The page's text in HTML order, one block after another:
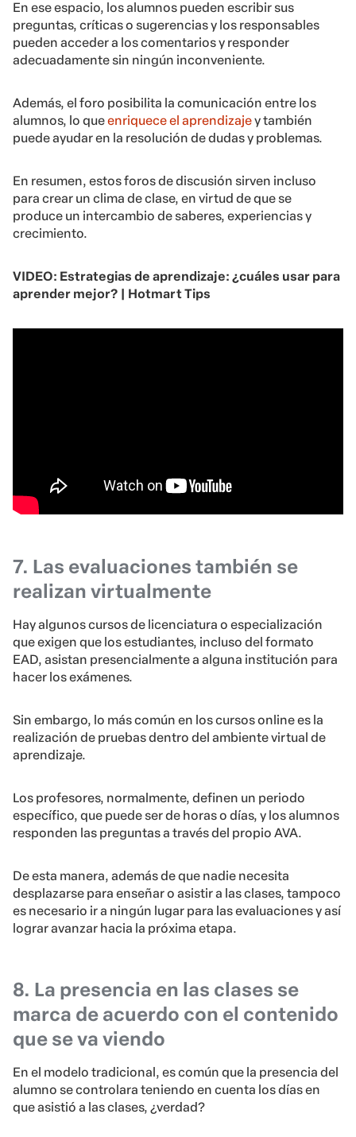
En ese espacio, los alumnos pueden escribir sus
preguntas, críticas o sugerencias y los responsables
pueden acceder a los comentarios y responder
adecuadamente sin ningún inconveniente.
Además, el foro posibilita la comunicación entre los
alumnos, lo queenriquece el aprendizajey también
puede ayudar en la resolución de dudas y problemas.
En resumen, estos foros de discusión sirven incluso
para crear un clima de clase, en virtud de que se
produce un intercambio de saberes, experiencias y
crecimiento.
VIDEO: Estrategias de aprendizaje: ¿cuáles usar para
aprender mejor? | Hotmart Tips
7. Las evaluaciones también se
realizan virtualmente
Hay algunos cursos de licenciatura o especialización
que exigen que los estudiantes, incluso del formato
EAD, asistan presencialmente a alguna institución para
hacer los exámenes.
Sin embargo, lo más común en los cursos online es la
realización de pruebas dentro del ambiente virtual de
aprendizaje.
Los profesores, normalmente, definen un periodo
específico, que puede ser de horas o días, y los alumnos
responden las preguntas a través del propio AVA.
De esta manera, además de que nadie necesita
desplazarse para enseñar o asistir a las clases, tampoco
es necesario ir a ningún lugar para las evaluaciones y así
lograr avanzar hacia la próxima etapa.
8. La presencia en las clases se
marca de acuerdo con el contenido
que se va viendo
En el modelo tradicional, es común que la presencia del
alumno se controlara teniendo en cuenta los días en
que asistió a las clases, ¿verdad?